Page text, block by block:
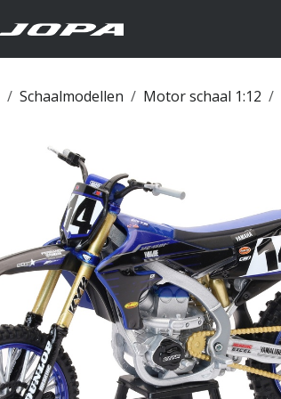
Schaalmodellen Motor schaal 1:12